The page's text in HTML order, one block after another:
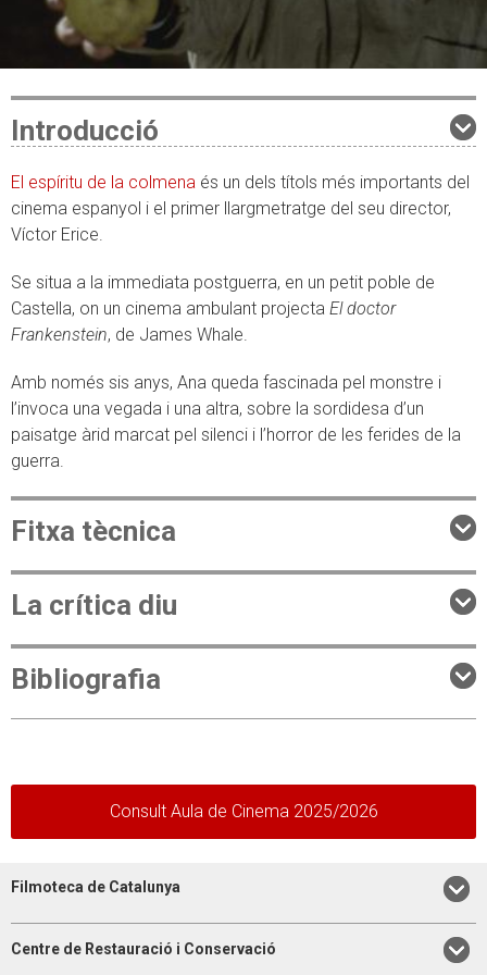
Introducció
El espíritu de la colmena és un dels títols més importants del
cinema espanyol i el primer llargmetratge del seu director,
Víctor Erice.
Se situa a la immediata postguerra, en un petit poble de
Castella, on un cinema ambulant projecta El doctor
Frankenstein, de James Whale.
Amb només sis anys, Ana queda fascinada pel monstre i
l’invoca una vegada i una altra, sobre la sordidesa d’un
paisatge àrid marcat pel silenci i l’horror de les ferides de la
guerra.
Fitxa tècnica
La crítica diu
Bibliografia
Consult Aula de Cinema 2025/2026
Filmoteca de Catalunya
Centre de Restauració i Conservació